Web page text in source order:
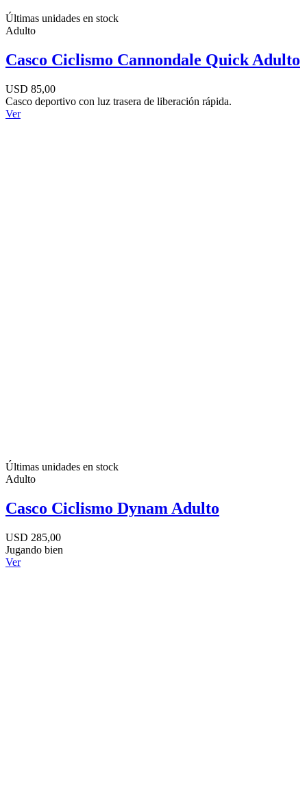
Últimas unidades en stock
Adulto
Casco Ciclismo Cannondale Quick Adulto
USD 85,00
Casco deportivo con luz trasera de liberación rápida.
Ver
Últimas unidades en stock
Adulto
Casco Ciclismo Dynam Adulto
USD 285,00
Jugando bien
Ver